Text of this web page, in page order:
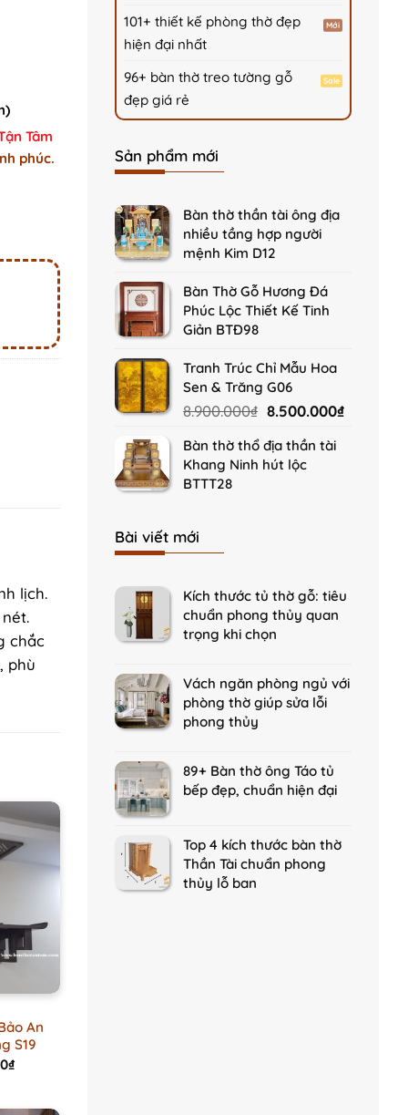
101+ thiết kế phòng thờ đẹp
hiện đại nhất
96+ bàn thờ treo tường gỗ
đẹp giá rẻ
Sản phẩm mới
Bàn thờ thần tài ông địa
nhiều tầng hợp người
mệnh Kim D12
Bàn Thờ Gỗ Hương Đá
Phúc Lộc Thiết Kế Tinh
Giản BTĐ98
Tranh Trúc Chỉ Mẫu Hoa
Sen & Trăng G06
8.900.000₫ Original
was:
8.900.000₫.
8.500.000₫Current
Bàn thờ thổ địa thần tài
Khang Ninh hút lộc
BTTT28
Bài viết mới
Kích thước tủ thờ gỗ: tiêu
chuẩn phong thủy quan
trọng khi chọn
Vách ngăn phòng ngủ với
phòng thờ giúp sửa lỗi
phong thủy
89+ Bàn thờ ông Táo tủ
bếp đẹp, chuẩn hiện đại
Top 4 kích thước bàn thờ
Thần Tài chuẩn phong
thủy lỗ ban
Tâm
phúc.
quantity
lịch.
chắc
phù
An
S19
₫Current
2.800.000₫.